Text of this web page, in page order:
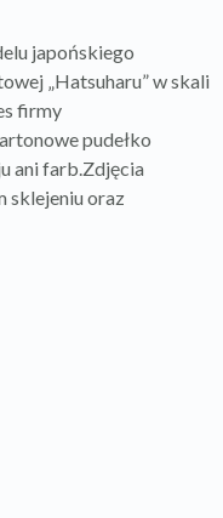
japońskiego
„Hatsuharu” w skali
firmy
pudełko
ani farb.Zdjęcia
sklejeniu oraz